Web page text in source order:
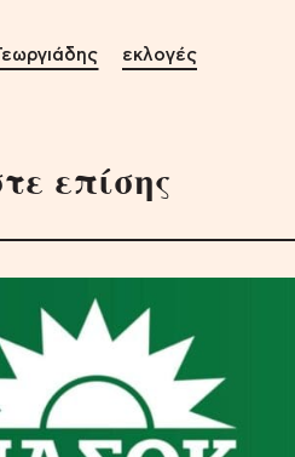
εκλογές
επίσης